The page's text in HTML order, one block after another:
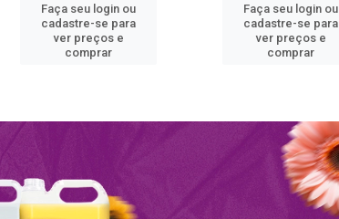
Faça seu login ou
cadastre-se para
ver preços e
comprar
Faça seu login ou
cadastre-se para
ver preços e
comprar